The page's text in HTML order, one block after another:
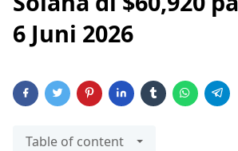
6 Juni 2026
Table of content